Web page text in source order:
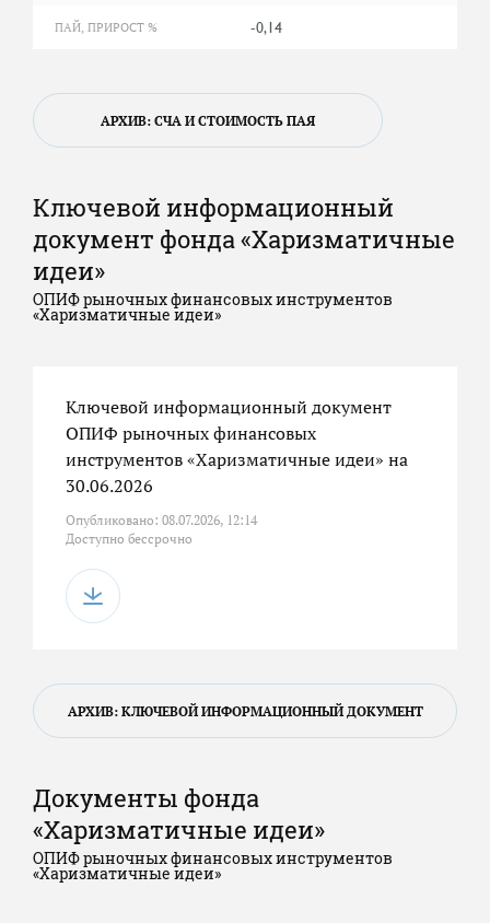
ПАЙ, ПРИРОСТ % -0,14
АРХИВ: СЧА И СТОИМОСТЬ ПАЯ
Ключевой информационный
документ фонда «Харизматичные
идеи»
ОПИФ рыночных финансовых инструментов
«Харизматичные идеи»
Ключевой информационный документ
ОПИФ рыночных финансовых
инструментов «Харизматичные идеи» на
30.06.2026
Опубликовано: 08.07.2026, 12:14
Доступно бессрочно
АРХИВ: КЛЮЧЕВОЙ ИНФОРМАЦИОННЫЙ ДОКУМЕНТ
Документы фонда
«Харизматичные идеи»
ОПИФ рыночных финансовых инструментов
«Харизматичные идеи»